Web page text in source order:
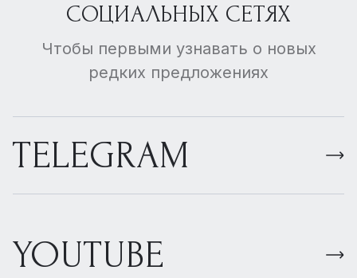
СОЦИАЛЬНЫХ СЕТЯХ
Чтобы первыми узнавать о новых
редких предложениях
TELEGRAM
YOUTUBE